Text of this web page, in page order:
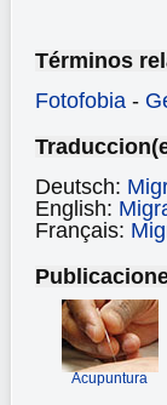
Términos
Fotofobia -
Deutsch:
English:
Français:
Acupuntura